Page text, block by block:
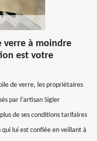
verre à moindre
est votre
de verre, les propriétaires
par l’artisan Sigler
de ses conditions tarifaires
lui est confiée en veillant à